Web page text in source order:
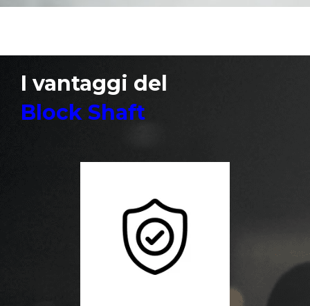
I vantaggi del
Block Shaft